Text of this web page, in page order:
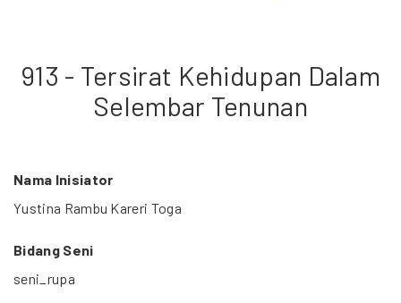
Proyek Terdahulu
Kredit Web-site
913 - Tersirat Kehidupan Dalam
Selembar Tenunan
Nama Inisiator
Yustina Rambu Kareri Toga
Bidang Seni
seni_rupa